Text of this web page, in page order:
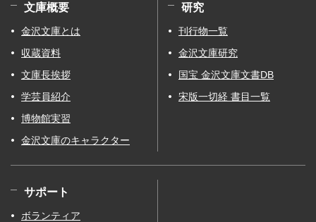
文庫概要
金沢文庫とは
収蔵資料
文庫長挨拶
学芸員紹介
博物館実習
金沢文庫のキャラクター
研究
刊行物一覧
金沢文庫研究
国宝 金沢文庫文書DB
宋版一切経 書目一覧
サポート
ボランティア